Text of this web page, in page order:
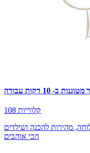
ב- 10 דקות עבודה
108 קלוריות
מהירות להכנה ושילדים
הכי אוהבים